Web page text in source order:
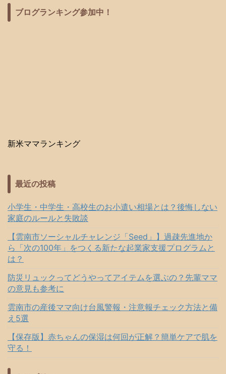
ブログランキング参加中！
新米ママランキング
最近の投稿
小学生・中学生・高校生のお小遣い相場とは？後悔しない
家庭のルールと失敗談
【雲南市ソーシャルチャレンジ「Seed」】過疎先進地か
ら「次の100年」をつくる新たな起業家支援プログラムと
は？
防災リュックってどうやってアイテムを選ぶの？先輩ママ
の意見も参考に
雲南市の産後ママ向け台風警報・注意報チェック方法と備
え5選
【保存版】赤ちゃんの保湿は何回が正解？簡単ケアで肌を
守る！